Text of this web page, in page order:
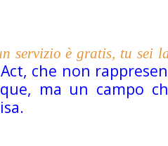
servizio è gratis, tu sei
che non
ma un campo